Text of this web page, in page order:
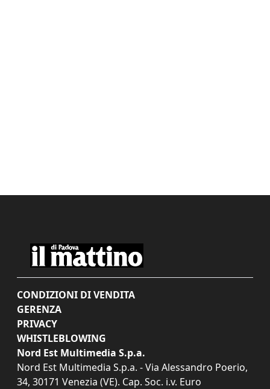
CONDIZIONI DI VENDITA
GERENZA
PRIVACY
WHISTLEBLOWING
Nord Est Multimedia S.p.a.
Nord Est Multimedia S.p.a. - Via Alessandro Poerio,
34, 30171 Venezia (VE). Cap. Soc. i.v. Euro